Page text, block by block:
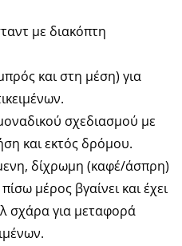
με διακόπτη
και στη μέση) για
σχεδιασμού με
και εκτός δρόμου.
δίχρωμη (καφέ/άσπρη)
μέρος βγαίνει και έχει
σχάρα για μεταφορά